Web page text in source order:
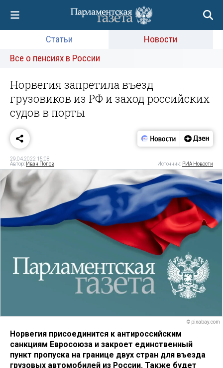
Статьи
Новости
Все о пенсиях в России
Норвегия запретила въезд
грузовиков из РФ и заход российских
судов в порты
29.04.2022 15:08
Автор: Иван Попов Источник: РИА Новости
© pixabay.com
Норвегия присоединится к антироссийским
санкциям Евросоюза и закроет единственный
пункт пропуска на границе двух стран для въезда
грузовых автомобилей из России. Также будет